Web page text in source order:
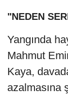
"NEDEN
Yangında
Mahmut
Kaya,
azalmasına